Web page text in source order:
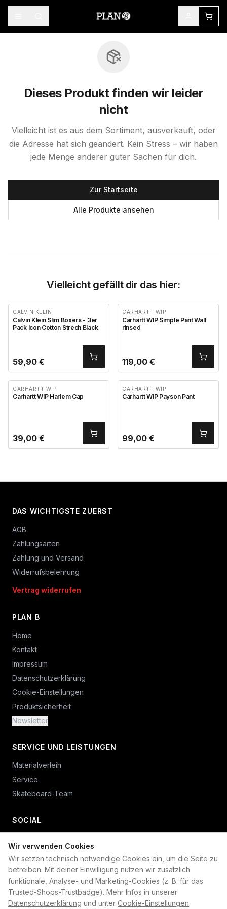
Wir verwenden Cookies
Wir setzen technisch notwendige Cookies ein, um die Seite zu
betreiben. Mit deiner Einwilligung nutzen wir zusätzlich
funktionale, Analyse- und Marketing-Cookies (z. B. für das
Trusted-Shops-Trustbadge). Mehr Infos in unserer
Datenschutzerklärung und unter Cookie-Einstellungen.
Dieses Produkt finden wir leider
nicht
Vielleicht ist es aus dem Sortiment, ausverkauft, oder
die Adresse hat sich geändert. Kein Stress – wir haben
jede Menge anderer guter Sachen für dich.
Zur Startseite
Alle Produkte ansehen
Vielleicht gefällt dir das hier:
CALVIN KLEIN
Calvin Klein Slim Boxers - 3er
Pack Icon Cotton Strech Black
59,90 €
CARHARTT WIP
Carhartt WIP Simple Pant Wall
rinsed
119,00 €
CARHARTT WIP
Carhartt WIP Harlem Cap
39,00 €
CARHARTT WIP
Carhartt WIP Payson Pant
99,00 €
DAS WICHTIGSTE ZUERST
AGB
Zahlungsarten
Zahlung und Versand
Widerrufsbelehrung
Vertrag widerrufen
PLAN B
Home
Kontakt
Impressum
Datenschutzerklärung
Cookie-Einstellungen
Produktsicherheit
Newsletter
SERVICE UND LEISTUNGEN
Materialverleih
Service
Skateboard-Team
SOCIAL
+49 234 687 00 38
shop@plan-b-funsport.de
Sichere Zahlung mit: